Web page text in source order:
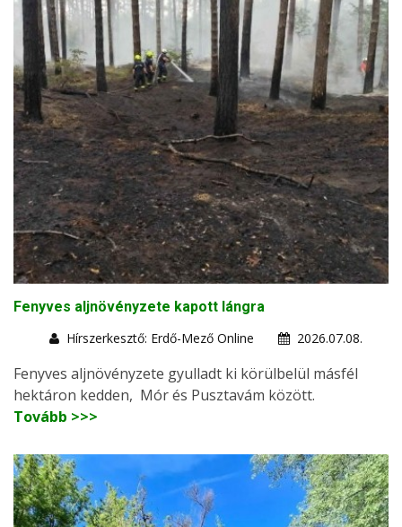
Fenyves aljnövényzete kapott lángra
Hírszerkesztő: Erdő-Mező Online
2026.07.08.
Fenyves aljnövényzete gyulladt ki körülbelül másfél
hektáron kedden, Mór és Pusztavám között.
Tovább >>>